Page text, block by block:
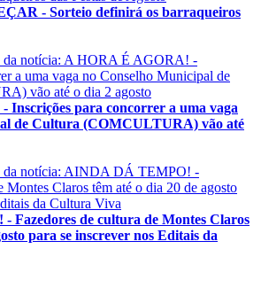
- Sorteio definirá os barraqueiros
Inscrições para concorrer a uma vaga
de Cultura (COMCULTURA) vão até
Fazedores de cultura de Montes Claros
para se inscrever nos Editais da